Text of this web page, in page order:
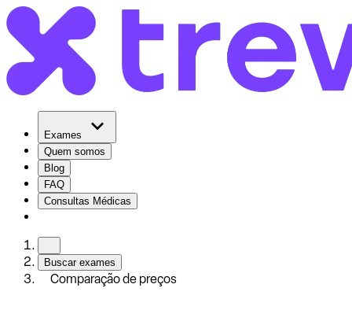
Exames
Quem somos
Blog
FAQ
Consultas Médicas
Buscar exames
Comparação de preços